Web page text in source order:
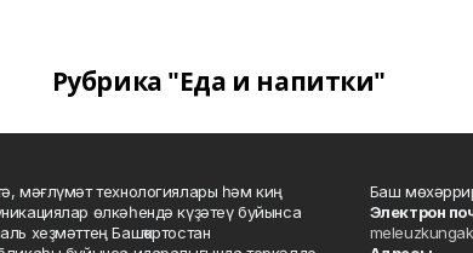
Рубрика "Еда и напитки"
мәғлүмәт технологиялары һәм киң
өлкәһендә күҙәтеү буйынса
хеҙмәттең Башҡортостан
Баш
Электрон